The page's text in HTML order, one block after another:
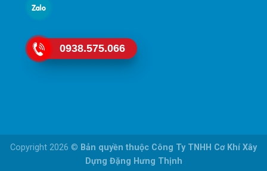
Copyright 2026 © Bản quyền thuộc Công Ty TNHH Cơ Khí Xây
Dựng Đặng Hưng Thịnh
0938.575.066